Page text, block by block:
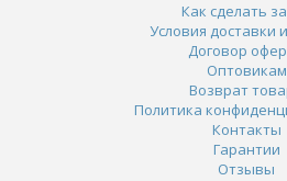
Как сделать
Условия доставки
Договор
Оптовикам
Возврат
Политика
Контакты
Гарантии
Отзывы